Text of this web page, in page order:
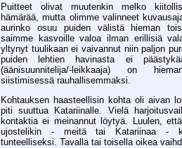
Puitteet olivat muutenkin melko
hämärää, mutta olimme valinneet
aurinko osuu puiden välistä hieman
saimme kasvoille valoa ilman erillisiä
yltynyt tuulikaan ei vaivannut niin paljon
puiden lehtien havinasta ei
(äänisuunnitelija/-leikkaaja) on
siistimisessä rauhallisemmaksi.
Kohtauksen haasteellisin kohta oli aivan
piti suuttua Katariinalle. Vielä
kontaktia ei meinannut löytyä. Luulen,
ujostelikin - meitä tai Katariinaa -
tunteelliseksi. Tavalla tai toisella oikea